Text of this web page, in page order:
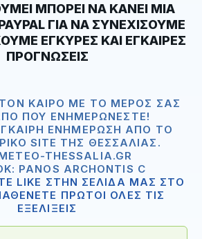
ΜΠΟΡΕΙ ΝΑ ΚΑΝΕΙ ΜΙΑ
ΓΙΑ ΝΑ ΣΥΝΕΧΙΣΟΥΜΕ
ΕΓΚΥΡΕΣ ΚΑΙ ΕΓΚΑΙΡΕΣ
ΠΡΟΓΝΩΣΕΙΣ
ΚΑΙΡΌ ΜΕ ΤΟ ΜΈΡΟΣ ΣΑΣ
ΠΟΥ ΕΝΗΜΕΡΏΝΕΣΤΕ!
ΕΝΗΜΈΡΩΣΗ ΑΠΟ ΤΟ
SITE ΤΗΣ ΘΕΣΣΑΛΊΑΣ.
THESSALIA.GR
PANOS ARCHONTIS C
LIKE ΣΤΗΝ ΣΕΛΙΔΑ ΜΑΣ ΣΤΟ
ΠΡΩΤΟΙ ΟΛΕΣ ΤΙΣ
ΕΞΕΛΙΞΕΙΣ